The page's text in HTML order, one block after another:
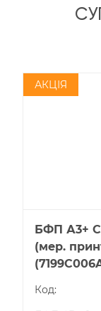
АКЦІЯ
БФП А3+
(мер.
Код: